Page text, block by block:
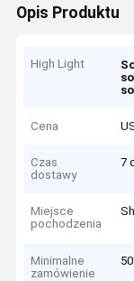
Opis Produktu
High Light
Cena
Czas
dostawy
7
Miejsce
pochodzenia
Minimalne
zamówienie